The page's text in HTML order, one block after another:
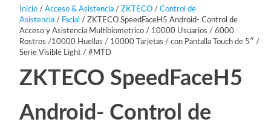
Inicio/ Acceso & Asistencia/ ZKTECO/ Control de
Asistencia/ Facial / ZKTECO SpeedFaceH5 Android- Control de
Acceso y Asistencia Multibiometrico / 10000 Usuarios / 6000
Rostros /10000 Huellas / 10000 Tarjetas / con Pantalla Touch de 5″ /
Serie Visible Light / #MTD
ZKTECO SpeedFaceH5
Android- Control de